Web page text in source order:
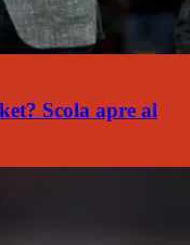
Scola apre al